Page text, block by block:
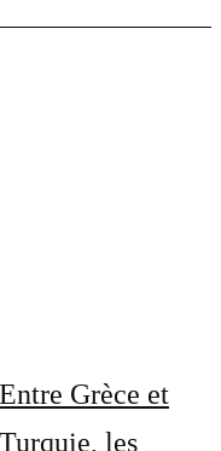
Entre Grèce et
Turquie, les